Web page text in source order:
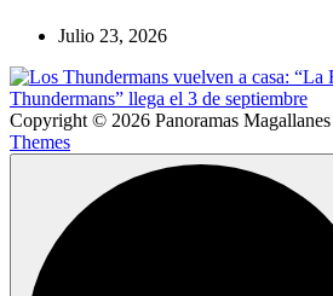
Julio 23, 2026
Copyright © 2026 Panoramas
Themes